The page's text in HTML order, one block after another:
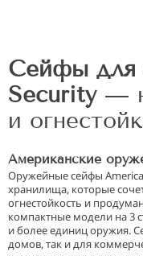
Сейфы для
Security—
и
Американские
Оружейные сейфы
хранилища, которые
огнестойкость и
компактные модели на 3
и более единиц оружия.
домов, так и для